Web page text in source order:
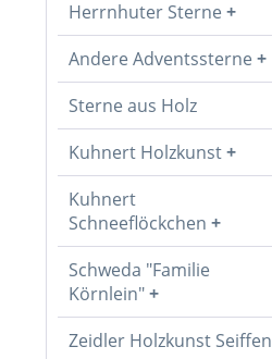
Herrnhuter Sterne
Andere Adventssterne
Sterne aus Holz
Kuhnert Holzkunst
Kuhnert
Schneeflöckchen
Schweda "Familie
Körnlein"
Zeidler Holzkunst Seiffen